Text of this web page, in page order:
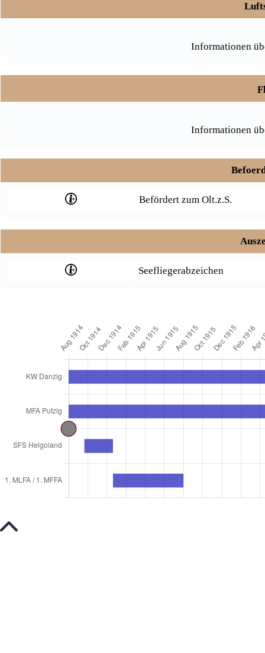
Informationen
Informationen
Befördert zum Olt.z.S.
Seefliegerabzeichen